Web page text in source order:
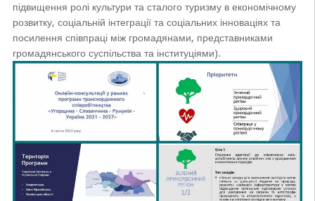
підвищення ролі культури та сталого туризму в економічному
розвитку, соціальній інтеграції та соціальних інноваціях та
посилення співпраці між громадянами, представниками
громадянського суспільства та інституціями).